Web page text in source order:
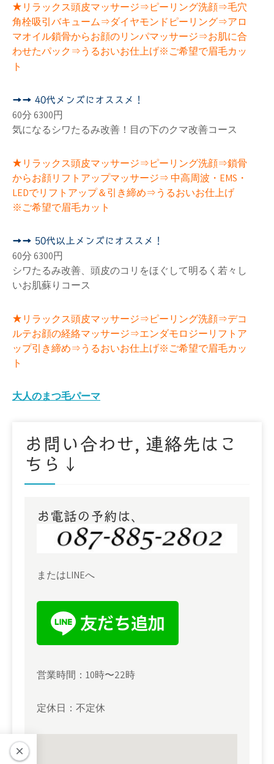
★ リラックス頭皮マッサージ⇒ピーリング洗顔⇒毛穴
角栓吸引バキューム⇒ダイヤモンドピーリング⇒アロ
マオイル鎖骨からお顔のリンパマッサージ⇒お肌に合
わせたパック⇒うるおいお仕上げ※ご希望で眉毛カッ
ト
➡➡ 40代メンズにオススメ！
60分 6300円
気になるシワたるみ改善！目の下のクマ改善コース
★ リラックス頭皮マッサージ⇒ピーリング洗顔⇒鎖骨
からお顔リフトアップマッサージ⇒ 中高周波・EMS・
LEDでリフトアップ＆引き締め⇒うるおいお仕上げ
※ご希望で眉毛カット
➡➡ 50代以上メンズにオススメ！
60分 6300円
シワたるみ改善、頭皮のコリをほぐして明るく若々し
いお肌蘇りコース
★ リラックス頭皮マッサージ⇒ピーリング洗顔⇒デコ
ルテお顔の経絡マッサージ⇒エンダモロジーリフトア
ップ引き締め⇒うるおいお仕上げ※ご希望で眉毛カッ
ト
投
ビ
ー
大人のまつ毛パーマ
お問い合わせ, 連絡先はこ
ちら↓
お電話の予約は、
またはLINEへ
営業時間：10時〜22時
定休日：不定休